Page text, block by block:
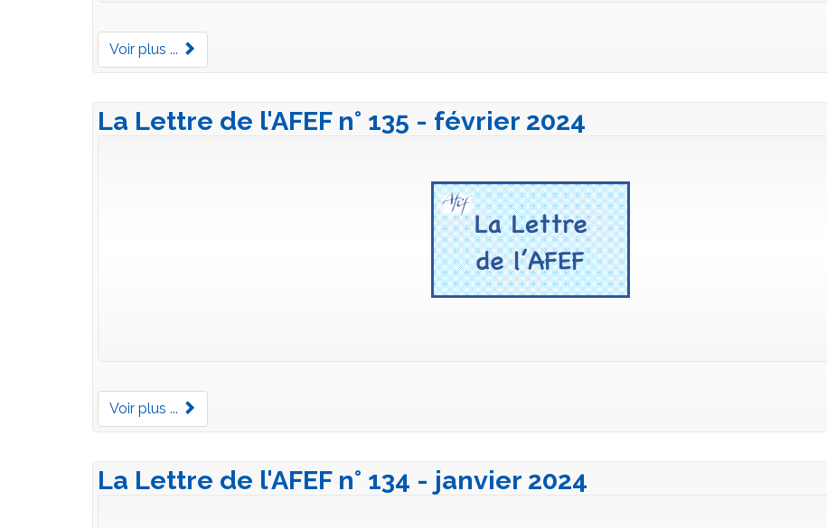
Voir plus ...
La Lettre de l'AFEF n° 135 - février 2024
Voir plus ...
La Lettre de l'AFEF n° 134 - janvier 2024